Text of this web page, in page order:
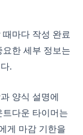
마다 작성 완료
한 세부 정보는
.
양식 설명에
트다운 타이머는
게 마감 기한을